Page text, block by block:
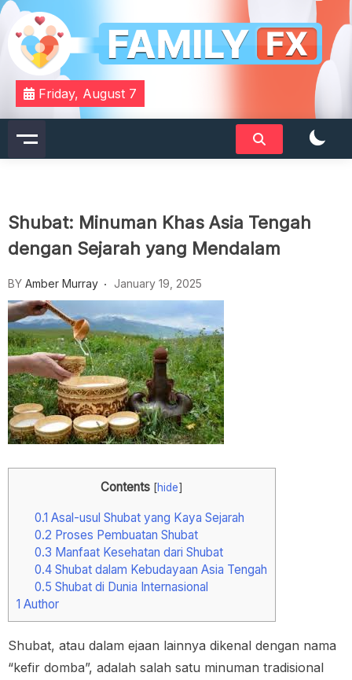
Skip
content
Familyfx
Your Daily Dose of Family Wisdom
Friday, August 7
Shubat: Minuman Khas Asia Tengah
dengan Sejarah yang Mendalam
BY Amber Murray January 19, 2025
Contents [hide]
0.1 Asal-usul Shubat yang Kaya Sejarah
0.2 Proses Pembuatan Shubat
0.3 Manfaat Kesehatan dari Shubat
0.4Shubat dalam Kebudayaan Asia Tengah
0.5 Shubat di Dunia Internasional
1 Author
Shubat, atau dalam ejaan lainnya dikenal dengan nama
“kefir domba”, adalah salah satu minuman tradisional